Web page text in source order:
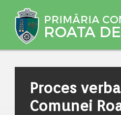
Proces
Comunei